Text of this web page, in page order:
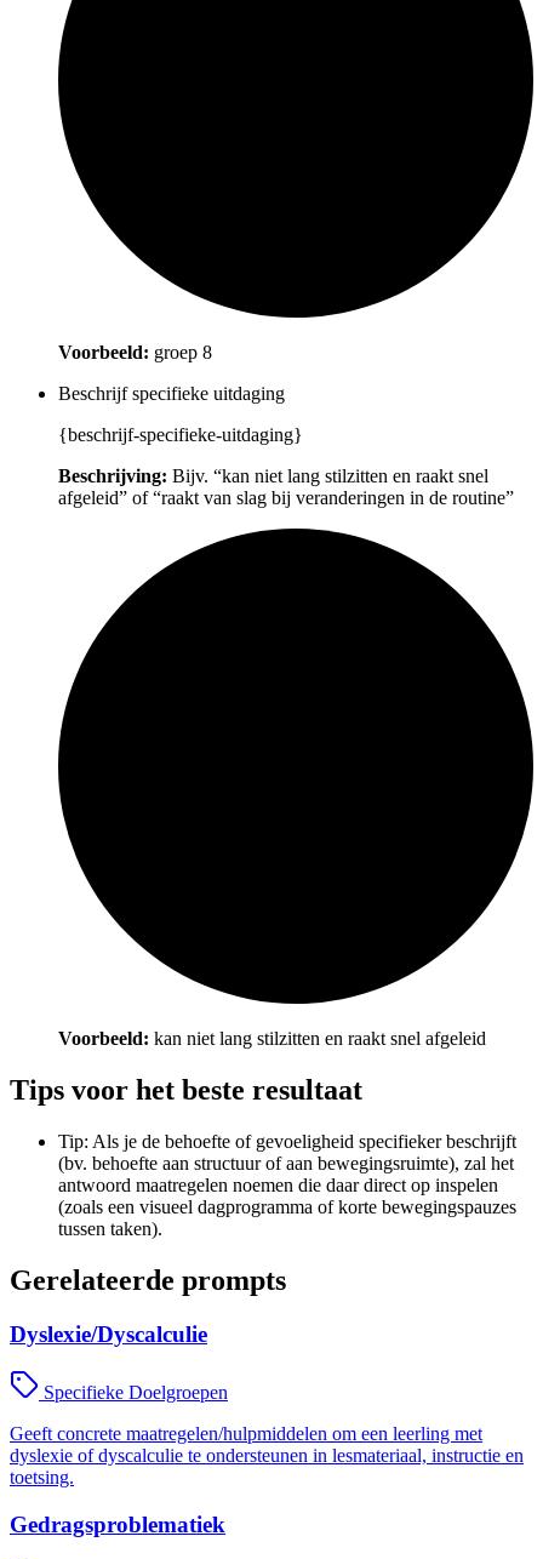
Voorbeeld: groep 8
Beschrijf specifieke uitdaging
{beschrijf-specifieke-uitdaging}
Beschrijving: Bijv. “kan niet lang stilzitten en raakt snel
afgeleid” of “raakt van slag bij veranderingen in de routine”
Voorbeeld: kan niet lang stilzitten en raakt snel afgeleid
Tips voor het beste resultaat
Tip: Als je de behoefte of gevoeligheid specifieker beschrijft
(bv. behoefte aan structuur of aan bewegingsruimte), zal het
antwoord maatregelen noemen die daar direct op inspelen
(zoals een visueel dagprogramma of korte bewegingspauzes
tussen taken).
Gerelateerde prompts
Dyslexie/Dyscalculie
Specifieke Doelgroepen
Geeft concrete maatregelen/hulpmiddelen om een leerling met
dyslexie of dyscalculie te ondersteunen in lesmateriaal, instructie en
toetsing.
Gedragsproblematiek